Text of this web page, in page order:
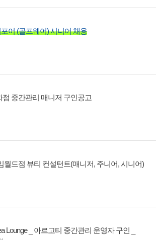
어 (골프웨어) 시니어 채용
중간관리 매니저 구인공고
월드점 뷰티 컨설턴트(매니저, 주니어, 시니어)
Lounge _ 아르고티 중간관리 운영자 구인 _